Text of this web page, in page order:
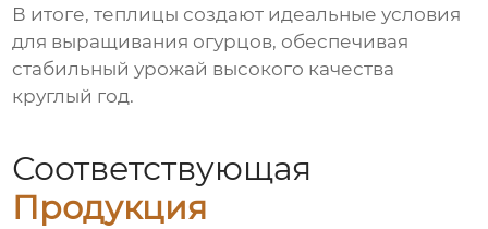
В итоге, теплицы создают идеальные условия
для выращивания огурцов, обеспечивая
стабильный урожай высокого качества
круглый год.
Соответствующая
Продукция